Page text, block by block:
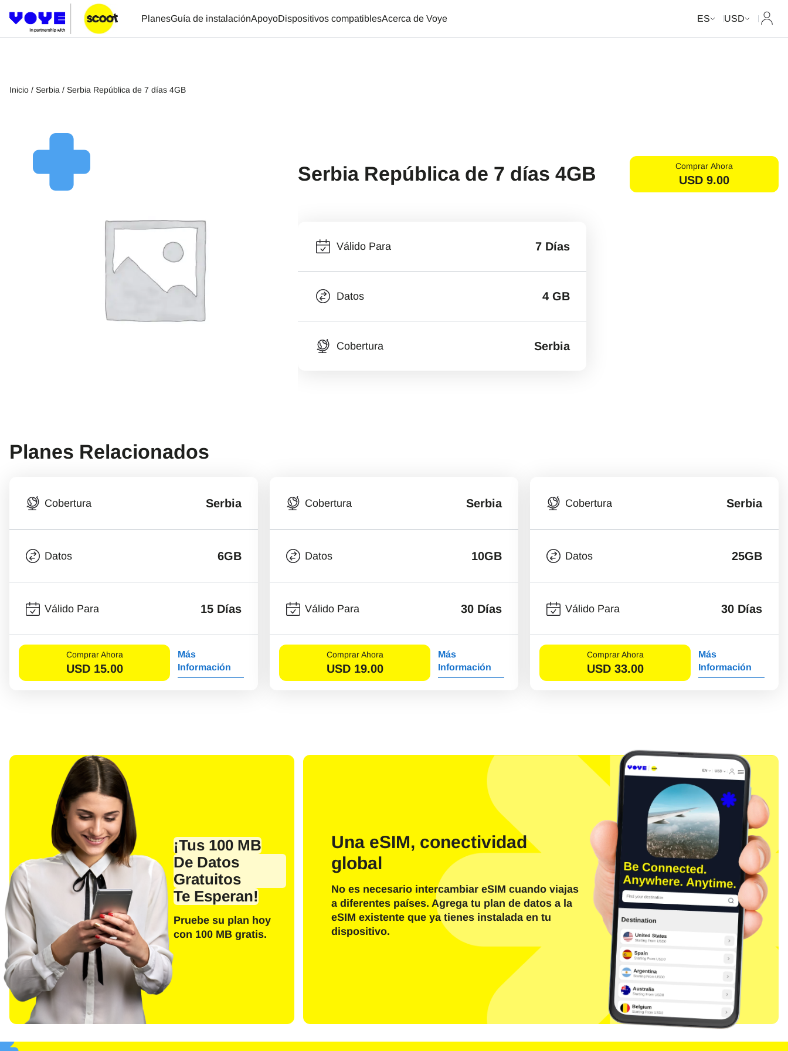
PlanesGuía de instalaciónApoyoDispositivos compatiblesAcerca de Voye ES USD Mi
Inicio / Serbia / Serbia República de 7 días 4GB
Serbia República de 7 días 4GB Comprar Ahora
USD 9.00
Válido Para 7 Días
Datos 4 GB
Cobertura Serbia
Planes Relacionados
Cobertura Serbia
Datos 6GB
Válido Para 15 Días
Comprar Ahora
USD 15.00
Más
Información
Cobertura Serbia
Datos 10GB
Válido Para 30 Días
Comprar Ahora
USD 19.00
Más
Información
Cobertura Serbia
Datos 25GB
Válido Para 30 Días
Comprar Ahora
USD 33.00
Más
Información
¡Tus 100 MB
De Datos
Gratuitos
Te Esperan!
Pruebe su plan hoy
con 100 MB gratis.
Una eSIM, conectividad
global
No es necesario intercambiar eSIM cuando viajas
a diferentes países. Agrega tu plan de datos a la
eSIM existente que ya tienes instalada en tu
dispositivo.
Cerrar ventana emergente
Seleccionar idioma:
Tengo una cuenta
Iniciar sesión con correo electrónico